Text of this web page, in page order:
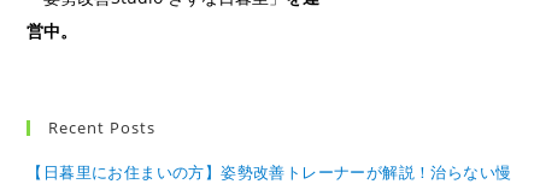
営中。
Recent Posts
【日暮里にお住まいの方】姿勢改善トレーナーが解説！治らない慢